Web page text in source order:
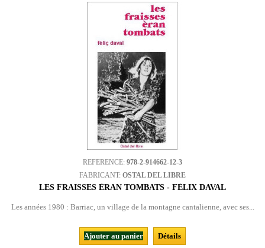
REFERENCE: 978-2-914662-12-3
FABRICANT: OSTAL DEL LIBRE
LES FRAISSES ÈRAN TOMBATS - FÉLIX DAVAL
Les années 1980 : Barriac, un village de la montagne cantalienne, avec ses...
Ajouter au panier
Détails